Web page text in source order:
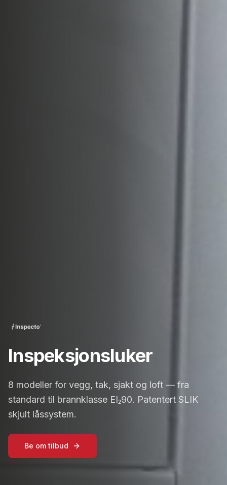
Inspeksjonsluker
8 modeller for vegg, tak, sjakt og loft — fra
standard til brannklasse EI₂90. Patentert SLIK
skjult låssystem.
Be om tilbud